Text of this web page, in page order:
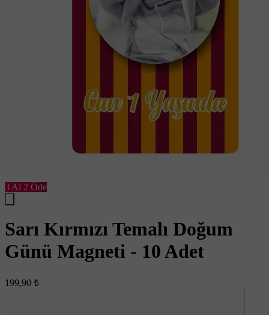
3 Al 2 Öde
Sarı Kırmızı Temalı Doğum
Günü Magneti - 10 Adet
199,90 ₺